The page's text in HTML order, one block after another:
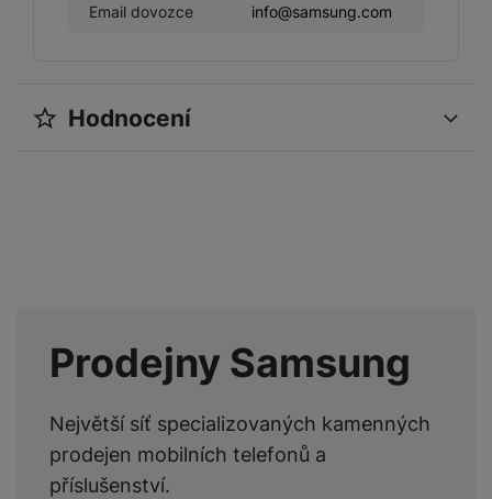
Email dovozce info@samsung.com
Hodnocení
Prodejny Samsung
Největší síť specializovaných kamenných
prodejen mobilních telefonů a
příslušenství.